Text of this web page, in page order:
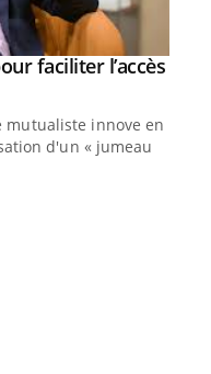
faciliter l’accès
mutualiste innove en
d'un « jumeau